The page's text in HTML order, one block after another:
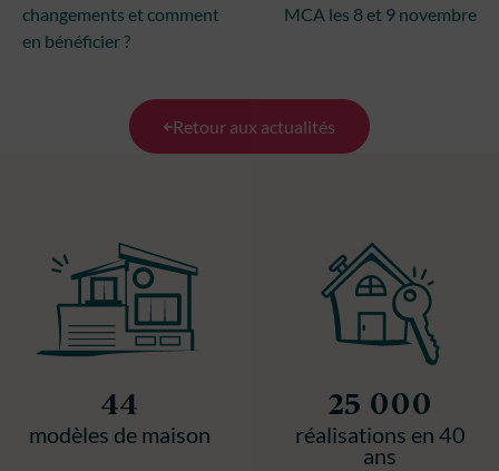
changements et comment
en bénéficier ?
MCA les 8 et 9 novembre
Retour aux actualités
44
modèles de maison
25 000
réalisations en 40
ans